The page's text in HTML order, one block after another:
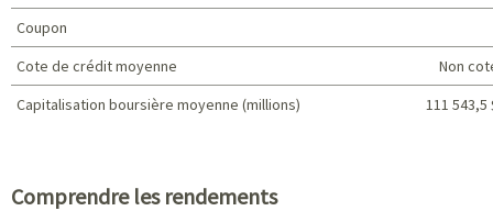
Coupon
Cote de crédit moyenne
Non
Capitalisation boursière moyenne (millions)
111 543,5
Comprendre les rendements